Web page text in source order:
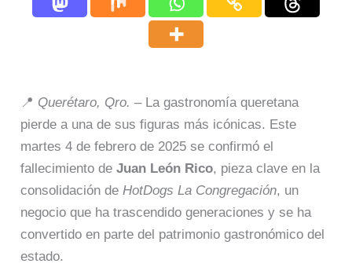
📍 Querétaro, Qro. – La gastronomía queretana
pierde a una de sus figuras más icónicas. Este
martes 4 de febrero de 2025 se confirmó el
fallecimiento deJuan León Rico, pieza clave en la
consolidación deHotDogs La Congregación, un
negocio que ha trascendido generaciones y se ha
convertido en parte del patrimonio gastronómico del
estado.